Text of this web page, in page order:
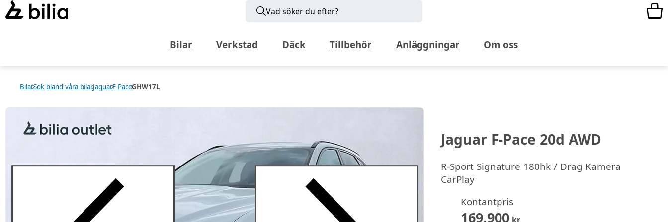
Vad söker du efter?
Bilar Verkstad Däck Tillbehör Anläggningar Om oss
BilarSök bland våra bilarJaguarF-PaceGHW17L
Jaguar F-Pace 20d AWD
R-Sport Signature 180hk / Drag Kamera
CarPlay
Kontantpris
169.900kr